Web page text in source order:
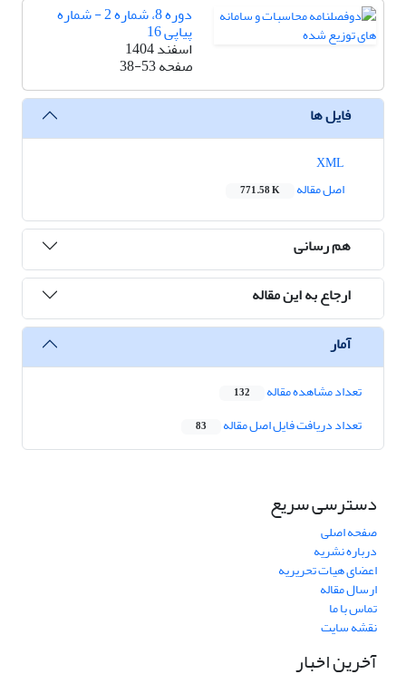
دوره 8، شماره 2 - شماره
پیاپی 16
اسفند 1404
صفحه38-53
فایل ها
اصل مقاله
771.58 K
هم رسانی
ارجاع به این مقاله
آمار
تعداد مشاهده مقاله 132
تعداد دریافت فایل اصل مقاله 83
دسترسی سریع
صفحه اصلی
درباره نشریه
اعضای هیات تحریریه
ارسال مقاله
تماس با ما
نقشه سایت
آخرین اخبار